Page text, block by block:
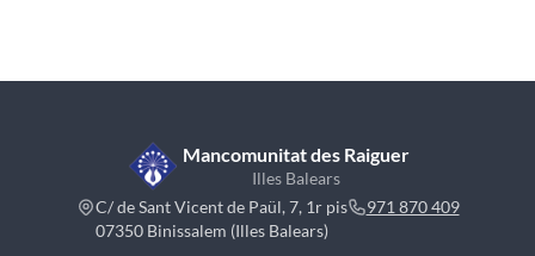
Mancomunitat des Raiguer
Illes Balears
C/ de Sant Vicent de Paül, 7, 1r pis
07350 Binissalem (Illes Balears)
971 870 409